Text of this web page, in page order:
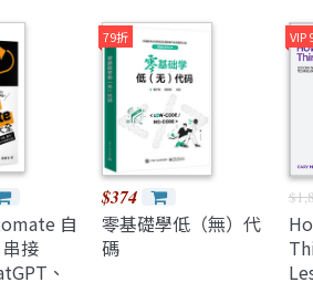
自
接
、
79折
$374
零基礎學低（無）代
碼
VIP